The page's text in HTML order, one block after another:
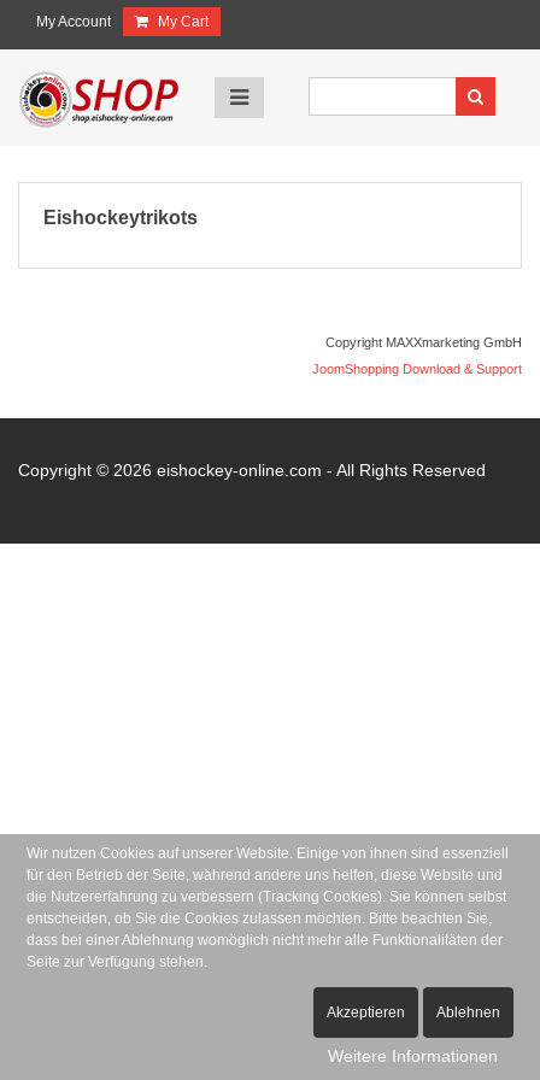
My Cart
My Account
Eishockeytrikots
Copyright MAXXmarketing GmbH
JoomShopping Download & Support
Copyright © 2026 eishockey-online.com - All Rights Reserved
Wir nutzen Cookies auf unserer Website. Einige von ihnen sind essenziell
für den Betrieb der Seite, während andere uns helfen, diese Website und
die Nutzererfahrung zu verbessern (Tracking Cookies). Sie können selbst
entscheiden, ob Sie die Cookies zulassen möchten. Bitte beachten Sie,
dass bei einer Ablehnung womöglich nicht mehr alle Funktionalitäten der
Seite zur Verfügung stehen.
Akzeptieren Ablehnen
Weitere Informationen